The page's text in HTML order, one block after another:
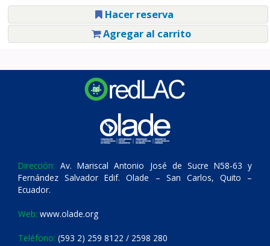
Hacer reserva
Agregar al carrito
Dirección: Av. Mariscal Antonio José de Sucre N58-63 y
Fernández Salvador Edif. Olade – San Carlos, Quito –
Ecuador.
Web: www.olade.org
Teléfono: (593 2) 259 8122 / 2598 280